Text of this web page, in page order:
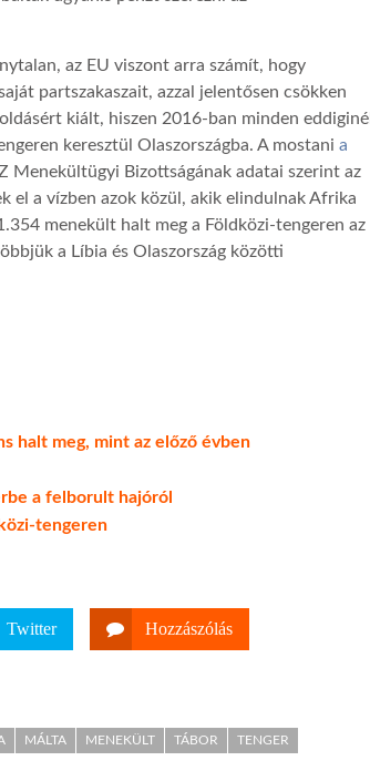
az EU viszont arra számít, hogy
partszakaszait, azzal jelentősen csökken
kiált, hiszen 2016-ban minden eddiginél
keresztül Olaszországba. A mostani a
Menekültügyi Bizottságának adatai szerint az
el a vízben azok közül, akik elindulnak Afrika
menekült halt meg a Földközi-tengeren az
a Líbia és Olaszország közötti
halt meg, mint az előző évben
a felborult hajóról
tengeren
Twitter Hozzászólás
MÁLTA MENEKÜLT TÁBOR TENGER